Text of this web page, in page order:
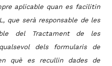
aplicable quan es facilitin
que serà responsable de les
del Tractament de les
dels formularis de
què es recullin dades de